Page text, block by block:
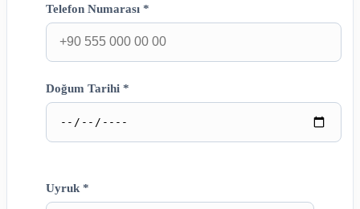
Telefon Numarası *
Doğum Tarihi *
Uyruk *